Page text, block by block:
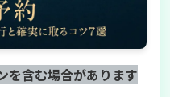
を含む場合があります